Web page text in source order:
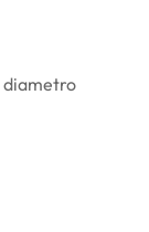
diametro